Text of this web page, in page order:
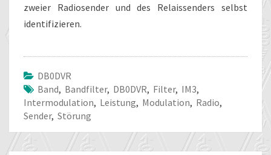
zweier Radiosender und des Relaissenders selbst
identifizieren.
DB0DVR
Band, Bandfilter, DB0DVR, Filter, IM3,
Intermodulation, Leistung, Modulation, Radio,
Sender, Störung